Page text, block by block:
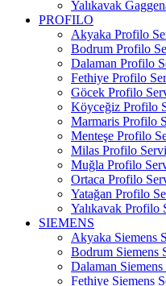
Yalıkavak
PROFILO
Akyaka Profilo
Bodrum Profilo
Dalaman Profilo
Fethiye Profilo
Göcek Profilo
Köyceğiz Profilo
Marmaris Profilo
Menteşe Profilo
Milas Profilo
Muğla Profilo
Ortaca Profilo
Yatağan Profilo
Yalıkavak Profilo
SIEMENS
Akyaka Siemens
Bodrum Siemens
Dalaman Siemens
Fethiye Siemens